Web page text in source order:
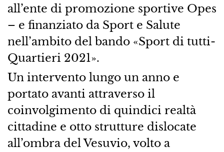
all’ente di promozione sportive Opes
– e finanziato da Sport e Salute
nell’ambito del bando «Sport di tutti-
Quartieri 2021».
Un intervento lungo un anno e
portato avanti attraverso il
coinvolgimento di quindici realtà
cittadine e otto strutture dislocate
all’ombra del Vesuvio, volto a